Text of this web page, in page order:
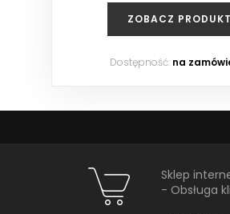
ZOBACZ PRODUKT
Dostępność: na
Sklep
- Obsługa